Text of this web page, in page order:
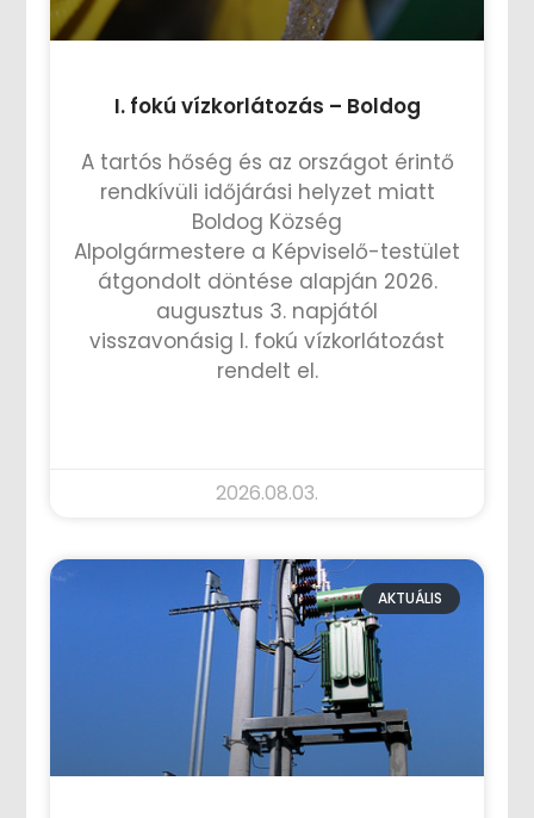
I. fokú vízkorlátozás – Boldog
A tartós hőség és az országot érintő
rendkívüli időjárási helyzet miatt
Boldog Község
Alpolgármestere a Képviselő-testület
átgondolt döntése alapján 2026.
augusztus 3. napjától
visszavonásig I. fokú vízkorlátozást
rendelt el.
2026.08.03.
AKTUÁLIS